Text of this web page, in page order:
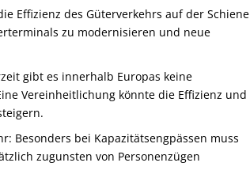
Effizienz des Güterverkehrs auf der Schiene
zu modernisieren und neue
gibt es innerhalb Europas keine
Vereinheitlichung könnte die Effizienz und
Besonders bei Kapazitätsengpässen muss
zugunsten von Personenzügen